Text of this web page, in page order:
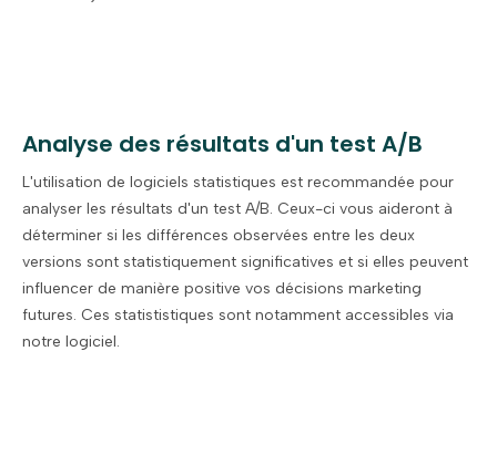
Analyse des résultats d'un test A/B
L'utilisation de logiciels statistiques est recommandée pour
analyser les résultats d'un test A/B. Ceux-ci vous aideront à
déterminer si les différences observées entre les deux
versions sont statistiquement significatives et si elles peuvent
influencer de manière positive vos décisions marketing
futures. Ces statististiques sont notamment accessibles via
notre logiciel.